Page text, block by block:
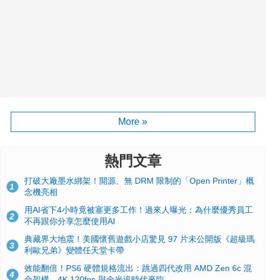
More »
熱門文章
1
打破大廠墨水綁架！開源、無 DRM 限制的「Open Printer」概
念機亮相
2
用AI省下4小時竟被塞更多工作！過來人曝光：為什麼優秀員工
不再跟你分享怎麼使用AI
3
典藏界大地震！美國懷舊遊戲小店驚見 97 片未公開版《超級瑪
利歐兄弟》變體任天堂卡帶
4
效能翻倍！PS6 硬體規格流出：跳過四代改用 AMD Zen 6c 混